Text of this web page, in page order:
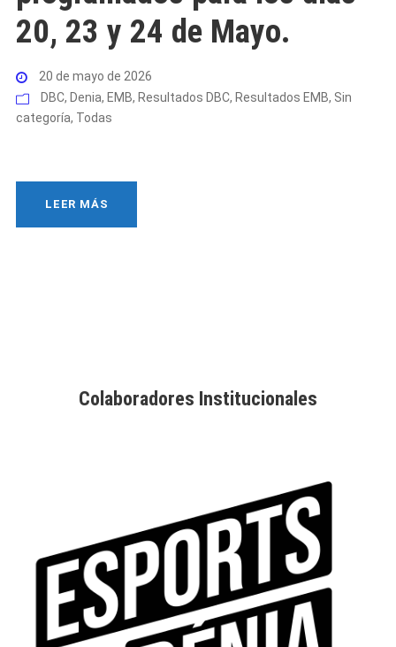
20, 23 y 24 de Mayo.
20 de mayo de 2026
DBC, Denia, EMB, Resultados DBC, Resultados EMB, Sin
categoría, Todas
LEER MÁS
Colaboradores Institucionales